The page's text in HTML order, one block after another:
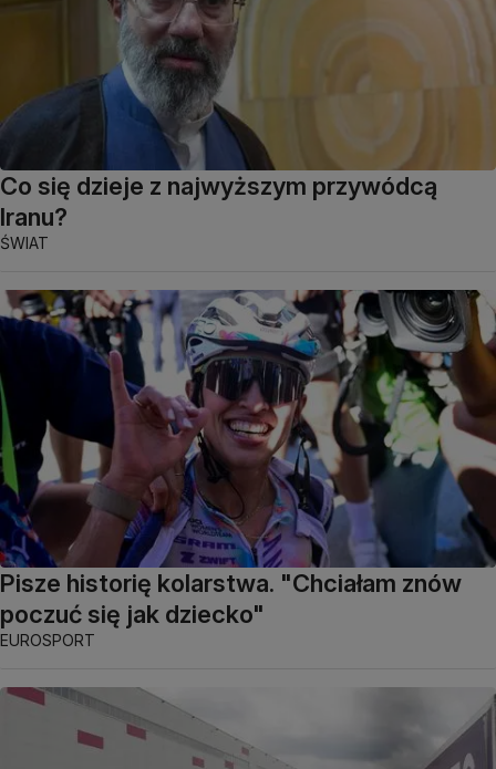
Co się dzieje z najwyższym przywódcą
Iranu?
ŚWIAT
Pisze historię kolarstwa. "Chciałam znów
poczuć się jak dziecko"
EUROSPORT